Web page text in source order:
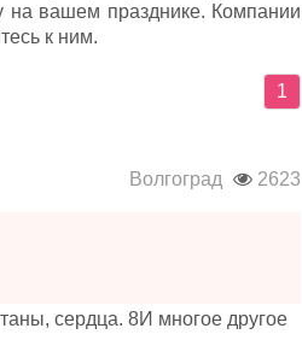
на вашем празднике. Компании
к ним.
1
Волгоград 2623
сердца. 8И многое другое